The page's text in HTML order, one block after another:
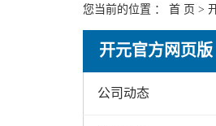
您当前的位置 ： 首 页 >
开元官方网页版
公司动态